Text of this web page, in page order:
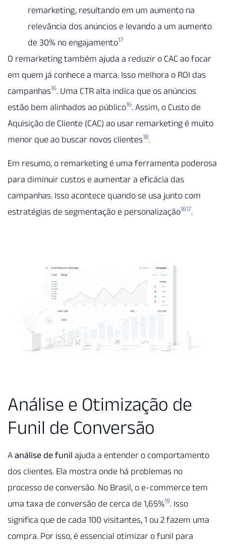
remarketing, resultando em um aumento na
relevância dos anúncios e levando a um aumento
de 30% no engajamento17
O remarketing também ajuda a reduzir o CAC ao focar
em quem já conhece a marca. Isso melhora o ROI das
campanhas16. Uma CTR alta indica que os anúncios
estão bem alinhados ao público16. Assim, o Custo de
Aquisição de Cliente (CAC) ao usar remarketing é muito
menor que ao buscar novos clientes18.
Em resumo, o remarketing é uma ferramenta poderosa
para diminuir custos e aumentar a eficácia das
campanhas. Isso acontece quando se usa junto com
estratégias de segmentação e personalização1617.
Análise e Otimização de
Funil de Conversão
A análise de funil ajuda a entender o comportamento
dos clientes. Ela mostra onde há problemas no
processo de conversão. No Brasil, o e-commerce tem
uma taxa de conversão de cerca de 1,65%19. Isso
significa que de cada 100 visitantes, 1 ou 2 fazem uma
compra. Por isso, é essencial otimizar o funil para